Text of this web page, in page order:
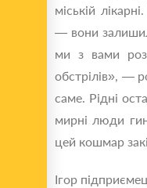
міській
— вони
ми з вами
обстрілів», —
саме. Рідні
мирні люди
цей кошмар
Ігор